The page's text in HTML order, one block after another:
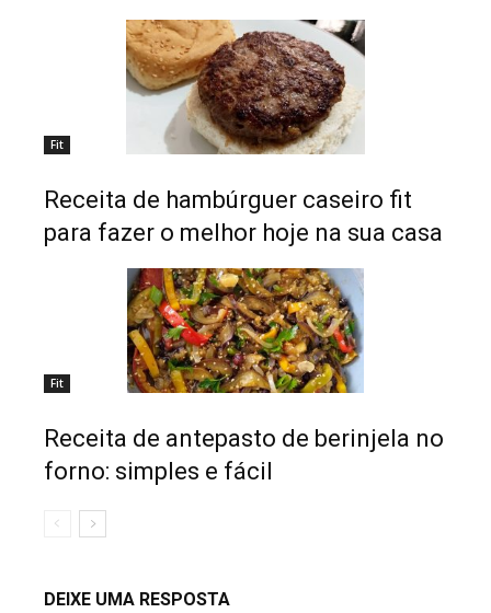
Fit
Receita de hambúrguer caseiro fit
para fazer o melhor hoje na sua casa
Fit
Receita de antepasto de berinjela no
forno: simples e fácil
DEIXE UMA RESPOSTA